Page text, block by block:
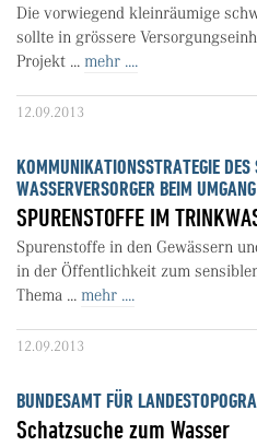
Die vorwiegend kleinräumige
sollte in grössere
Projekt ... mehr ....
12.09.2013
KOMMUNIKATIONSSTRATEGIE
WASSERVERSORGER BEIM
SPURENSTOFFE IM
Spurenstoffe in den Gewässern
in der Öffentlichkeit zum
Thema ... mehr ....
12.09.2013
BUNDESAMT FÜR
Schatzsuche zum Wasser